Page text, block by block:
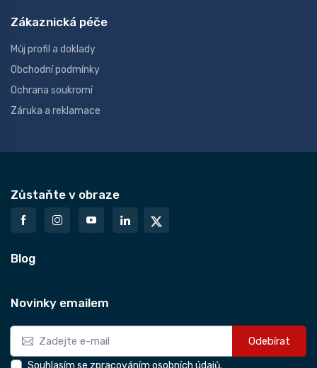
Zákaznická péče
Můj profil a doklady
Obchodní podmínky
Ochrana soukromí
Záruka a reklamace
Zůstaňte v obraze
Blog
Novinky emailem
Odebírat